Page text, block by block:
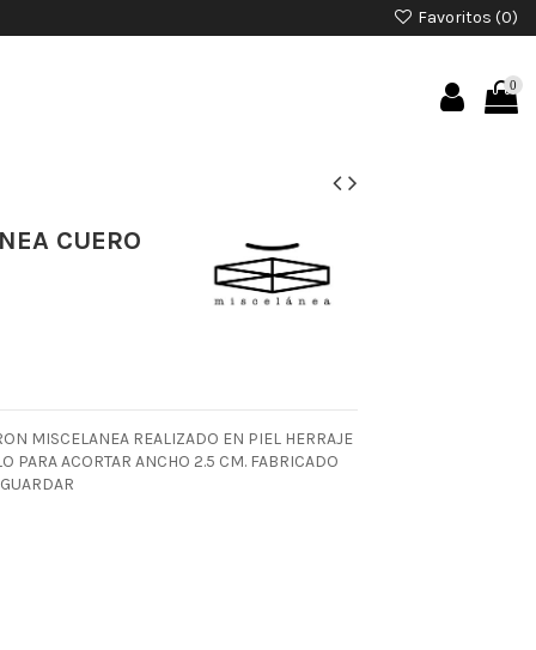
Favoritos (0)
0
CUERO
MISCELANEA REALIZADO EN PIEL HERRAJE
PARA ACORTAR ANCHO 2.5 CM. FABRICADO